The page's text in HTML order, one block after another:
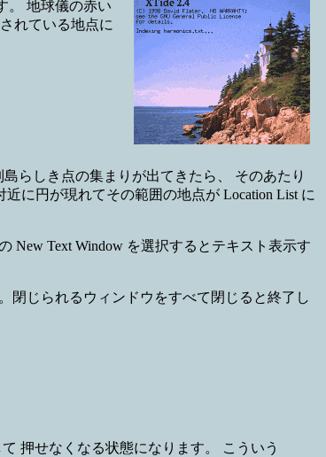
。 地球儀の赤い
れている地点に
らしき点の集まりが出てきたら、 そのあたり
に円が現れてその範囲の地点が Location List に
New Text Window を選択するとテキスト表示す
閉じられるウィンドウをすべて閉じると終了し
押せなくなる状態になります。 こういう